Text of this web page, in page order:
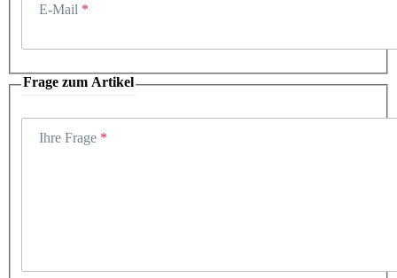
E-Mail
Frage zum Artikel
Ihre Frage